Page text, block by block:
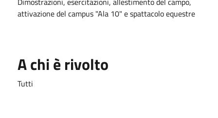
attivazione del campus "Ala 10" e spattacolo equestre
A chi è rivolto
Tutti